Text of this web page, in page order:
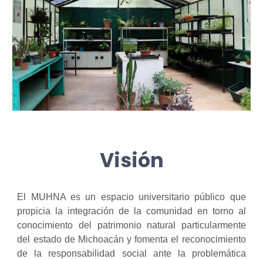
Visión
El MUHNA es un espacio universitario público que
propicia la integración de la comunidad en torno al
conocimiento del patrimonio natural particularmente
del estado de Michoacán y fomenta el reconocimiento
de la responsabilidad social ante la problemática